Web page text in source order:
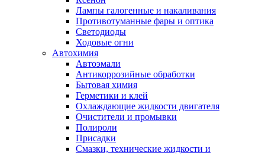
Лампы галогенные и накаливания
Противотуманные фары и оптика
Светодиоды
Ходовые огни
Автохимия
Автоэмали
Антикоррозийные обработки
Бытовая химия
Герметики и клей
Охлаждающие жидкости двигателя
Очистители и промывки
Полироли
Присадки
Смазки, технические жидкости и